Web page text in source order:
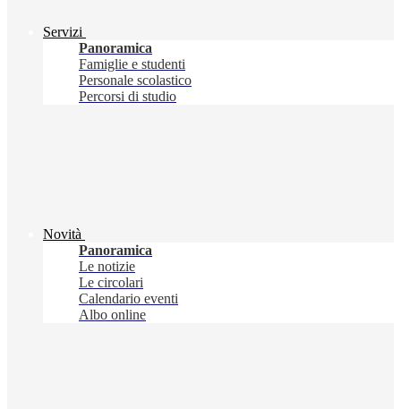
Servizi
Panoramica
Famiglie e studenti
Personale scolastico
Percorsi di studio
Novità
Panoramica
Le notizie
Le circolari
Calendario eventi
Albo online